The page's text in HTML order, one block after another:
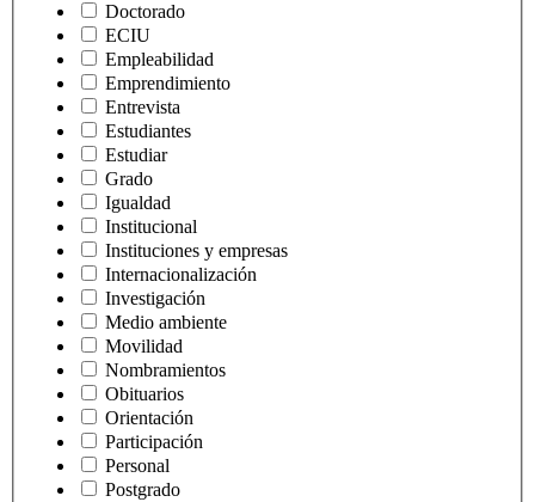
Doctorado
ECIU
Empleabilidad
Emprendimiento
Entrevista
Estudiantes
Estudiar
Grado
Igualdad
Institucional
Instituciones y empresas
Internacionalización
Investigación
Medio ambiente
Movilidad
Nombramientos
Obituarios
Orientación
Participación
Personal
Postgrado